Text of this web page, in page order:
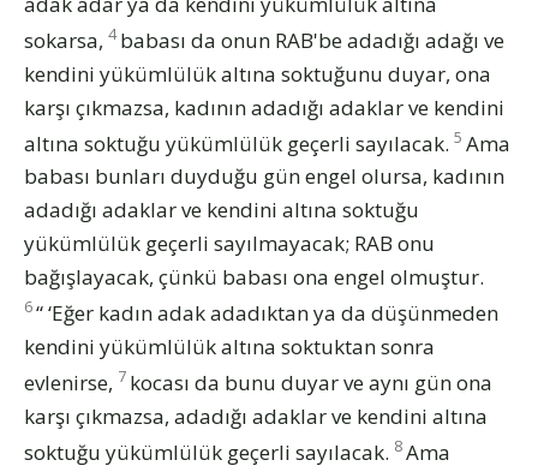
sokarsa, 4 babası da onun RAB'be adadığı adağı ve
kendini yükümlülük altına soktuğunu duyar, ona
karşı çıkmazsa, kadının adadığı adaklar ve kendini
altına soktuğu yükümlülük geçerli sayılacak. 5 Ama
babası bunları duyduğu gün engel olursa, kadının
adadığı adaklar ve kendini altına soktuğu
yükümlülük geçerli sayılmayacak; RAB onu
bağışlayacak, çünkü babası ona engel olmuştur.
6“ ‘Eğer kadın adak adadıktan ya da düşünmeden
kendini yükümlülük altına soktuktan sonra
evlenirse, 7 kocası da bunu duyar ve aynı gün ona
karşı çıkmazsa, adadığı adaklar ve kendini altına
soktuğu yükümlülük geçerli sayılacak. 8Ama